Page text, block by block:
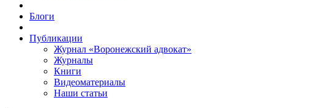
Блоги
Публикации
Журнал «Воронежский адвокат»
Журналы
Книги
Видеоматериалы
Наши статьи